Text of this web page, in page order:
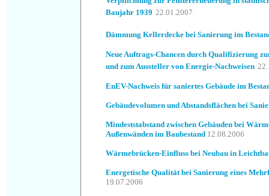
Baujahr 1939 22.01.2007
Dämmung Kellerdecke bei Sanierung im
Neue Auftrags-Chancen durch Qualifizierung
und zum Aussteller von Energie-Nachweisen
EnEV-Nachweis für saniertes Gebäude im
Gebäudevolumen und Abstandsflächen bei
Mindeststabstand zwischen Gebäuden bei
Außenwänden im Baubestand 12.08.2006
Wärmebrücken-Einfluss bei Neubau in
Energetische Qualität bei Sanierung eines
19.07.2006